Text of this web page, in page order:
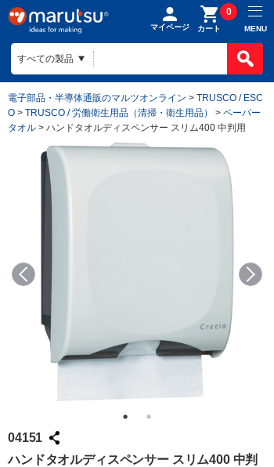
マイページ カート
0
MENU
電子部品・半導体通販のマルツオンライン > TRUSCO / ESC
O > TRUSCO / 労働衛生用品（清掃・衛生用品） > ペーパー
タオル > ハンドタオルディスペンサー スリム400 中判用
04151
ハンドタオルディスペンサー スリム400 中判